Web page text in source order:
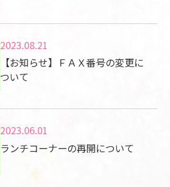
2023.08.21
【お知らせ】ＦＡＸ番号の変更に
ついて
2023.06.01
ランチコーナーの再開について